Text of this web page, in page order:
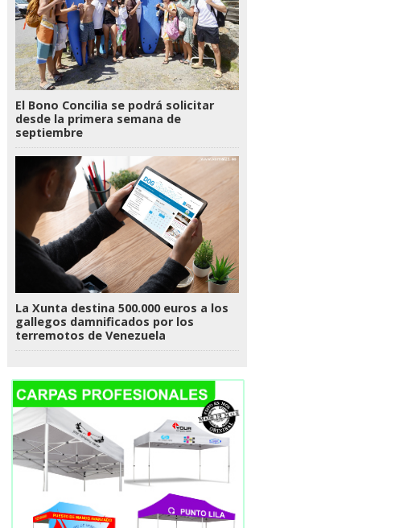
El Bono Concilia se podrá solicitar
desde la primera semana de
septiembre
La Xunta destina 500.000 euros a los
gallegos damnificados por los
terremotos de Venezuela